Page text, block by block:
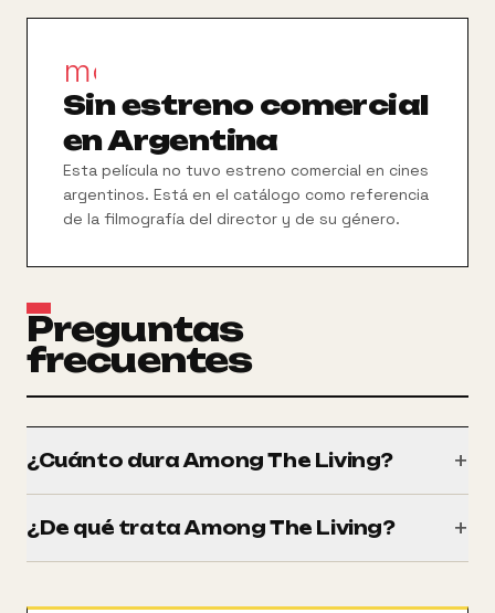
movie_filter
Sin estreno comercial
en Argentina
Esta película no tuvo estreno comercial en cines
argentinos. Está en el catálogo como referencia
de la filmografía del director y de su género.
Preguntas
frecuentes
¿Cuánto dura Among The Living? +
¿De qué trata Among The Living? +